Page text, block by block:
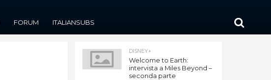
FORUM ITALIANSUBS
DISNEY+
Welcome to Earth:
intervista a Miles Beyond –
seconda parte